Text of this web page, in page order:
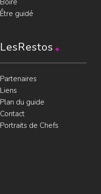
Boire
Être guidé
LesRestos
Partenaires
Liens
Plan du guide
Contact
Portraits de Chefs